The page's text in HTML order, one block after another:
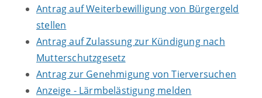
Antrag auf Weiterbewilligung von Bürgergeld
stellen
Antrag auf Zulassung zur Kündigung nach
Mutterschutzgesetz
Antrag zur Genehmigung von Tierversuchen
Anzeige - Lärmbelästigung melden